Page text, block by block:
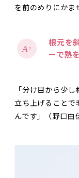
を前のめりにかま
2
根元を
ーで熱
「分け目から少
立ち上げることで
んです」（野口由